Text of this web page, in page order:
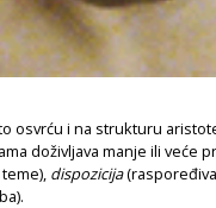
osvrću i na strukturu
doživljava manje ili veće
dispozicija